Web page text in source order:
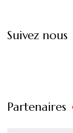
Suivez nous
Partenaires